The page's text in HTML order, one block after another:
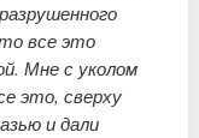
все это
Мне с уколом
это, сверху
и дали